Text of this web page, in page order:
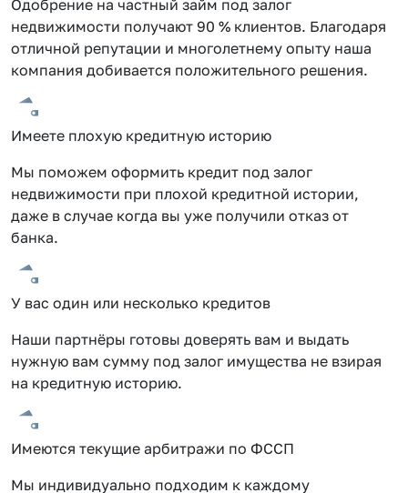
Одобрение на частный займ под залог
недвижимости получают 90 % клиентов. Благодаря
отличной репутации и многолетнему опыту наша
компания добивается положительного решения.
Имеете плохую кредитную историю
Мы поможем оформить кредит под залог
недвижимости при плохой кредитной истории,
даже в случае когда вы уже получили отказ от
банка.
У вас один или несколько кредитов
Наши партнёры готовы доверять вам и выдать
нужную вам сумму под залог имущества не взирая
на кредитную историю.
Имеются текущие арбитражи по ФССП
Мы индивидуально подходим к каждому